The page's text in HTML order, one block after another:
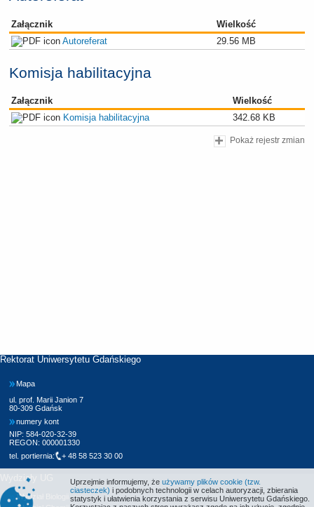
Załącznik
Wielkość
Autoreferat
29.56 MB
Komisja habilitacyjna
Załącznik
Wielkość
Komisja habilitacyjna
342.68 KB
Pokaż rejestr zmian
Rektorat Uniwersytetu Gdańskiego
Mapa
ul. prof. Marii Janion 7
80-309 Gdańsk
numery kont
NIP: 584-020-32-39
REGON: 000001330
tel. portiernia:
+ 48 58 523 30 00
Wydziały UG
Wydział Biologii
Uprzejmie informujemy, że używamy plików cookie (tzw.
ciasteczek) i podobnych technologii w celach autoryzacji, zbierania
statystyk i ułatwienia korzystania z serwisu Uniwersytetu Gdańskiego.